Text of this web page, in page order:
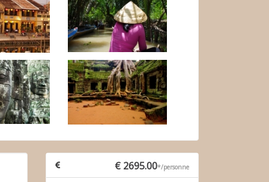
€ 2695.00*/personne